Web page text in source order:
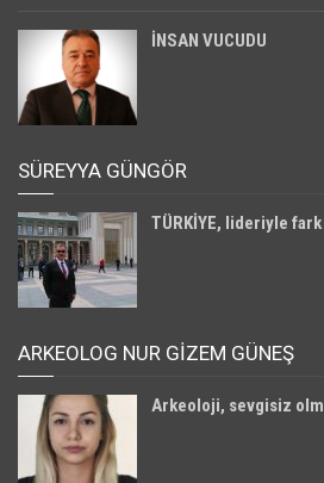
İNSAN VUCUDU
SÜREYYA GÜNGÖR
TÜRKİYE, lideriyle
ARKEOLOG NUR GİZEM GÜNEŞ
Arkeoloji, sevgisiz